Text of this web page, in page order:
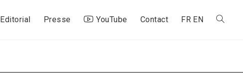
Editorial Presse YouTube Contact FR EN Toggle